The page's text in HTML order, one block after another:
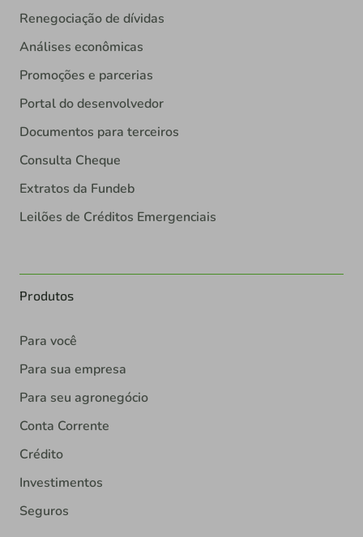
Renegociação de dívidas
Análises econômicas
Promoções e parcerias
Portal do desenvolvedor
Documentos para terceiros
Consulta Cheque
Extratos da Fundeb
Leilões de Créditos Emergenciais
Produtos
Para você
Para sua empresa
Para seu agronegócio
Conta Corrente
Crédito
Investimentos
Seguros